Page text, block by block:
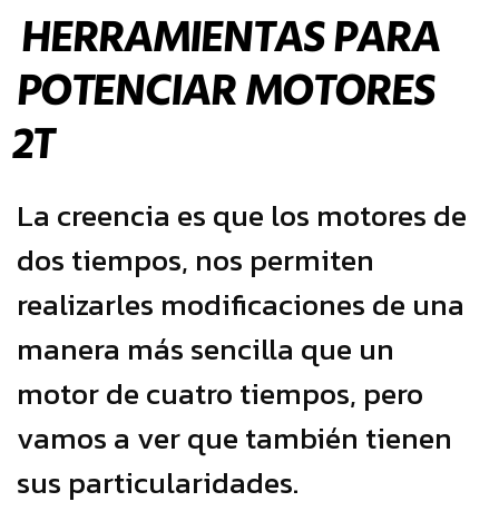
HERRAMIENTAS PARA
POTENCIAR MOTORES
2T
La creencia es que los motores de
dos tiempos, nos permiten
realizarles modificaciones de una
manera más sencilla que un
motor de cuatro tiempos, pero
vamos a ver que también tienen
sus particularidades.